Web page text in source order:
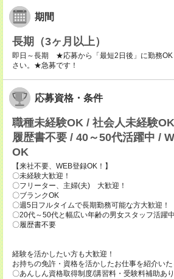
期間
長期（3ヶ月以上）
即日～長期 ★応募から「最短2日後」に勤務OK
さい。★急募です！
応募資格・条件
職種未経験OK / 社会人未経験
履歴書不要 / 40～50代活躍中 /
OK
【来社不要、WEB登録OK！】
〇未経験大歓迎！
〇フリーター、主婦(夫) 大歓迎！
〇ブランクOK
〇週5日フルタイムで長期勤務可能な方大歓迎！
〇20代～50代と幅広い年齢の男女スタッフ活躍中
〇履歴書不要
経験を活かしたい方も大歓迎！
お持ちの免許・資格を活かしたお仕事を紹介いた
〇あんしん資格取得制度/講習料・受験料補助あ